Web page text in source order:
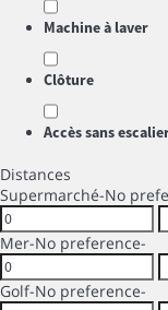
Machine à laver
Clôture
Accès sans
Distances
Supermarché-No
Mer-No preference-
Golf-No preference-